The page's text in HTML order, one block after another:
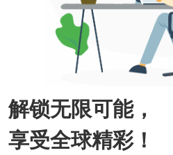
解锁无限可能，
享受全球精彩！